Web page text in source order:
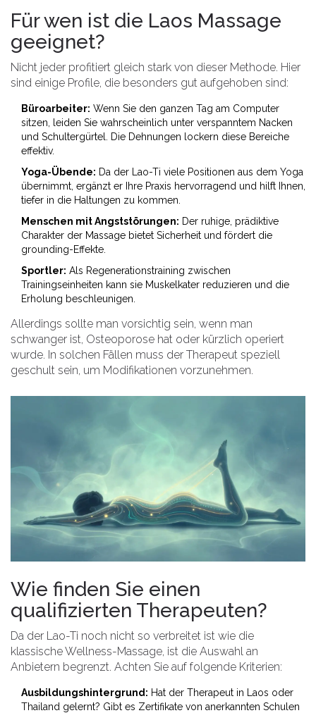
Für wen ist die Laos Massage
geeignet?
Nicht jeder profitiert gleich stark von dieser Methode. Hier
sind einige Profile, die besonders gut aufgehoben sind:
Büroarbeiter: Wenn Sie den ganzen Tag am Computer
sitzen, leiden Sie wahrscheinlich unter verspanntem Nacken
und Schultergürtel. Die Dehnungen lockern diese Bereiche
effektiv.
Yoga-Übende: Da der Lao-Ti viele Positionen aus dem Yoga
übernimmt, ergänzt er Ihre Praxis hervorragend und hilft Ihnen,
tiefer in die Haltungen zu kommen.
Menschen mit Angststörungen: Der ruhige, prädiktive
Charakter der Massage bietet Sicherheit und fördert die
grounding-Effekte.
Sportler: Als Regenerationstraining zwischen
Trainingseinheiten kann sie Muskelkater reduzieren und die
Erholung beschleunigen.
Allerdings sollte man vorsichtig sein, wenn man
schwanger ist, Osteoporose hat oder kürzlich operiert
wurde. In solchen Fällen muss der Therapeut speziell
geschult sein, um Modifikationen vorzunehmen.
Wie finden Sie einen
qualifizierten Therapeuten?
Da der Lao-Ti noch nicht so verbreitet ist wie die
klassische Wellness-Massage, ist die Auswahl an
Anbietern begrenzt. Achten Sie auf folgende Kriterien:
Ausbildungshintergrund: Hat der Therapeut in Laos oder
Thailand gelernt? Gibt es Zertifikate von anerkannten Schulen